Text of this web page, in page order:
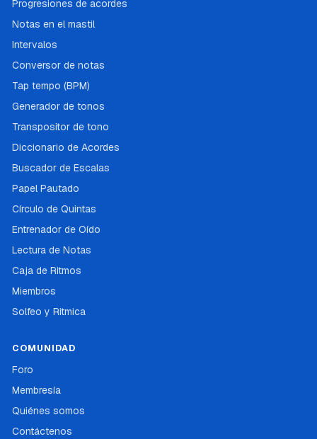
Progresiones de acordes
Notas en el mastil
Intervalos
Conversor de notas
Tap tempo (BPM)
Generador de tonos
Transpositor de tono
Diccionario de Acordes
Buscador de Escalas
Papel Pautado
Círculo de Quintas
Entrenador de Oído
Lectura de Notas
Caja de Ritmos
Miembros
Solfeo y Ritmica
COMUNIDAD
Foro
Membresía
Quiénes somos
Contáctenos